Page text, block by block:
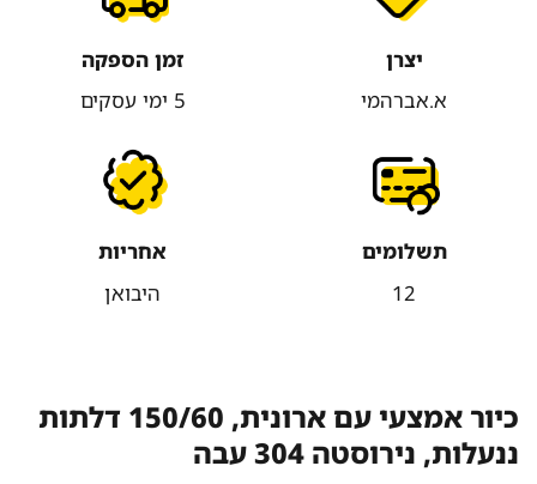
יצרן
א.אברהמי
זמן הספקה
5 ימי עסקים
תשלומים
12
אחריות
היבואן
כיור אמצעי עם ארונית, 150/60 דלתות
ננעלות, נירוסטה 304 עבה